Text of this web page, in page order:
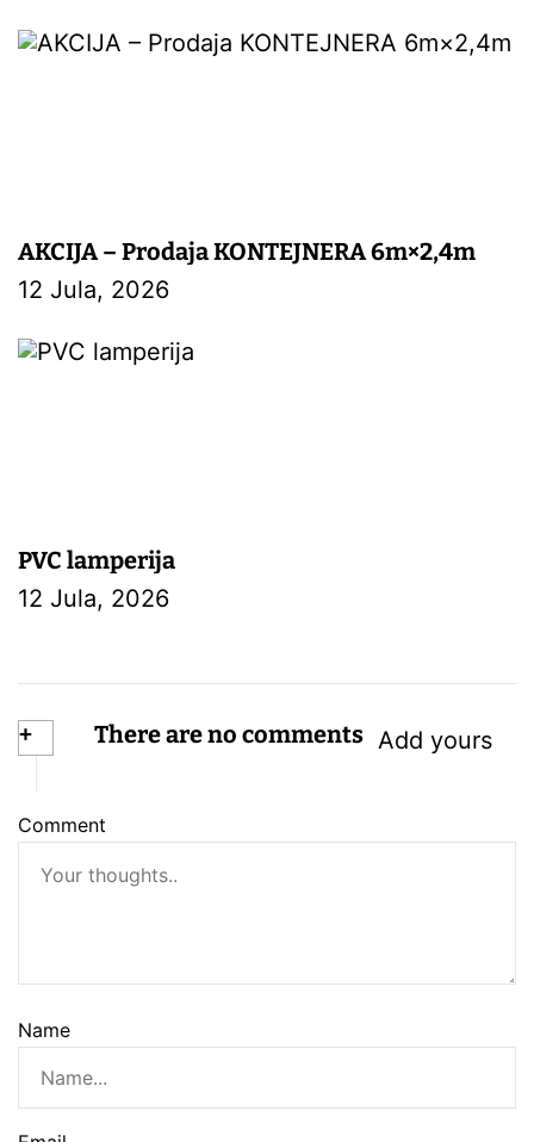
AKCIJA – Prodaja KONTEJNERA 6m×2,4m
12 Jula, 2026
PVC lamperija
12 Jula, 2026
+ There are no comments Add yours
Comment
Name